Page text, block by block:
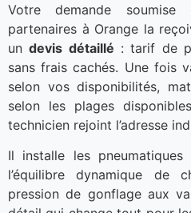
Votre demande
partenaires à Orange la
undevis détaillé : tarif de
sans frais cachés. Une fois
selon vos disponibilités,
selon les plages
technicien rejoint l’adresse
Il installe les
l’équilibre dynamique de
pression de gonflage aux